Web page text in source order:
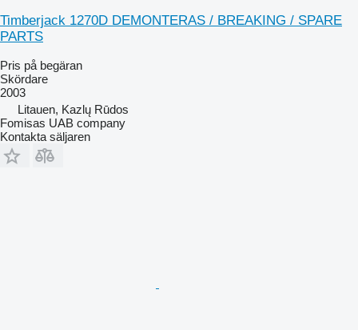
Timberjack 1270D DEMONTERAS / BREAKING / SPARE
PARTS
Pris på begäran
Skördare
2003
Litauen, Kazlų Rūdos
Fomisas UAB company
Kontakta säljaren